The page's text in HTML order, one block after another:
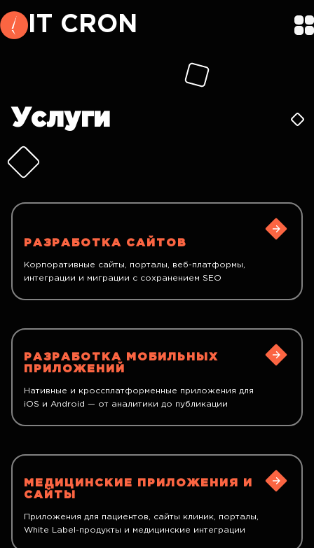
IT CRON
Услуги
РАЗРАБОТКА САЙТОВ
Корпоративные сайты, порталы, веб-платформы,
интеграции и миграции с сохранением SEO
РАЗРАБОТКА МОБИЛЬНЫХ
ПРИЛОЖЕНИЙ
Нативные и кроссплатформенные приложения для
iOS и Android — от аналитики до публикации
МЕДИЦИНСКИЕ ПРИЛОЖЕНИЯ И
САЙТЫ
Приложения для пациентов, сайты клиник, порталы,
White Label-продукты и медицинские интеграции